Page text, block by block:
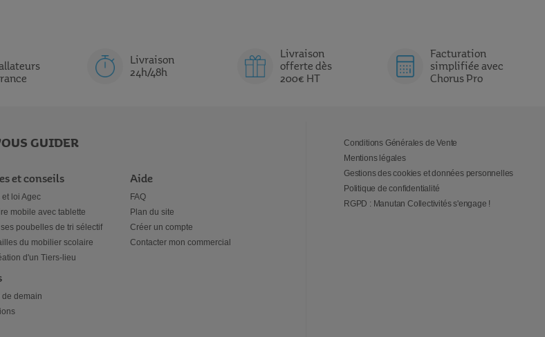
Livraison
24h/48h
Livraison
offerte dès
200€ HT
Facturation
simplifiée avec
Chorus Pro
GUIDER
et conseils
loi Agec
mobile avec tablette
poubelles de tri sélectif
du mobilier scolaire
d'un Tiers-lieu
de demain
Aide
FAQ
Plan du site
Créer un compte
Contacter mon commercial
Conditions Générales de Vente
Mentions légales
Gestions des cookies et données personnelles
Politique de confidentialité
RGPD : Manutan Collectivités s'engage !